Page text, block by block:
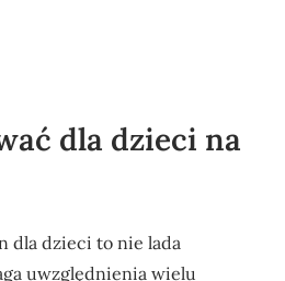
dla dzieci na
dla dzieci to nie lada
uwzględnienia wielu